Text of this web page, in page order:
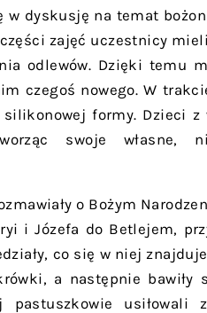
w dyskusję na temat
zajęć uczestnicy
odlewów. Dzięki temu
czegoś nowego. W
formy. Dzieci
swoje własne,
o Bożym
i Józefa do Betlejem,
co się w niej
a następnie bawiły
usiłowali